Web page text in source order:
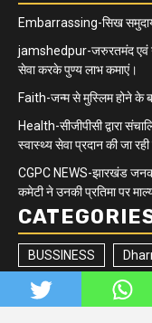
Embarrassing-सिख
jamshedpur-जरुरतमंद एवं
सेवा करके पुण्य लाभ कमाएं।
Faith-जन्म से मुस्लिम होने के
Health-सीजीपीसी द्वारा
स्वास्थ्य सेवा प्रदान की जा
CGPC NEWS-झारखंड जनक
कमेटी ने उनकी प्रतिमा पर
BUSSINESS
Jharkhand/Bihar